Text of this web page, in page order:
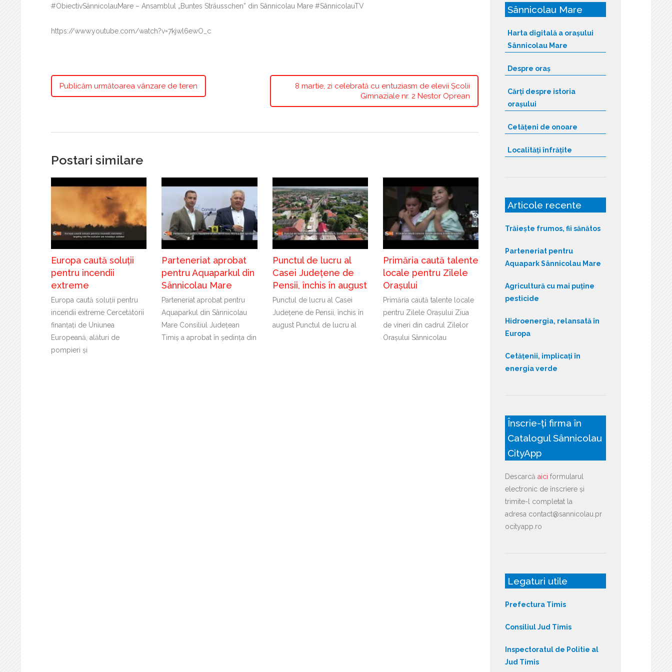
#ObiectivSânnicolauMare – Ansamblul „Buntes Sträusschen” din Sânnicolau Mare #SânnicolauTV
https://www.youtube.com/watch?v=7kjwl6ewO_c
Publicăm următoarea vânzare de teren
8 martie, zi celebrată cu entuziasm de elevii Școlii
Gimnaziale nr. 2 Nestor Oprean
Postari similare
Europa caută soluții
pentru incendii
extreme
Europa caută soluții pentru
incendii extreme Cercetătorii
finanțați de Uniunea
Europeană, alături de
pompieri și
Parteneriat aprobat
pentru Aquaparkul din
Sânnicolau Mare
Parteneriat aprobat pentru
Aquaparkul din Sânnicolau
Mare Consiliul Județean
Timiș a aprobat în ședința din
Punctul de lucru al
Casei Județene de
Pensii, închis în august
Punctul de lucru al Casei
Județene de Pensii, închis în
august Punctul de lucru al
Primăria caută talente
locale pentru Zilele
Orașului
Primăria caută talente locale
pentru Zilele Orașului Ziua
de vineri din cadrul Zilelor
Orașului Sânnicolau
Sânnicolau Mare
Harta digitală a orașului
Sânnicolau Mare
Despre oraș
Cărți despre istoria
orașului
Cetățeni de onoare
Localități înfrățite
Articole recente
Trăiește frumos, fii sănătos
Parteneriat pentru
Aquapark Sânnicolau Mare
Agricultură cu mai puține
pesticide
Hidroenergia, relansată în
Europa
Cetățenii, implicați în
energia verde
Înscrie-ți firma în
Catalogul Sânnicolau
CityApp
Descarcă aici formularul
electronic de înscriere și
trimite-l completat la
adresa contact@sannicolau.pr
ocityapp.ro
Legaturi utile
Prefectura Timis
Consiliul Jud Timis
Inspectoratul de Politie al
Jud Timis